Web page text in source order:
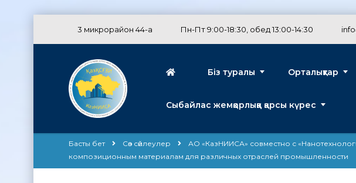
3 микрорайон 44-а Пн-Пт 9:00-18:30, обед 13:00-14:30
Біз туралы Орталықтар
Сыбайлас жемқорлыққа қарсы күрес
Басты бет Сөз сөйлеулер
АО «КазНИИСА» совместно с
композиционным материалам для различных отраслей промышленности